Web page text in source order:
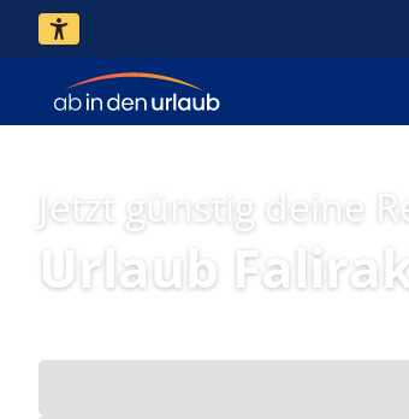
Jetzt günstig deine
Urlaub